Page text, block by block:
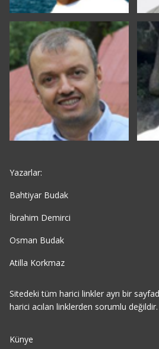
Yazarlar:
Bahtiyar Budak
İbrahim Demirci
Osman Budak
Atilla Korkmaz
Sitedeki tüm harici linkler ayrı bir
harici acılan linklerden sorumlu değildir.
Künye